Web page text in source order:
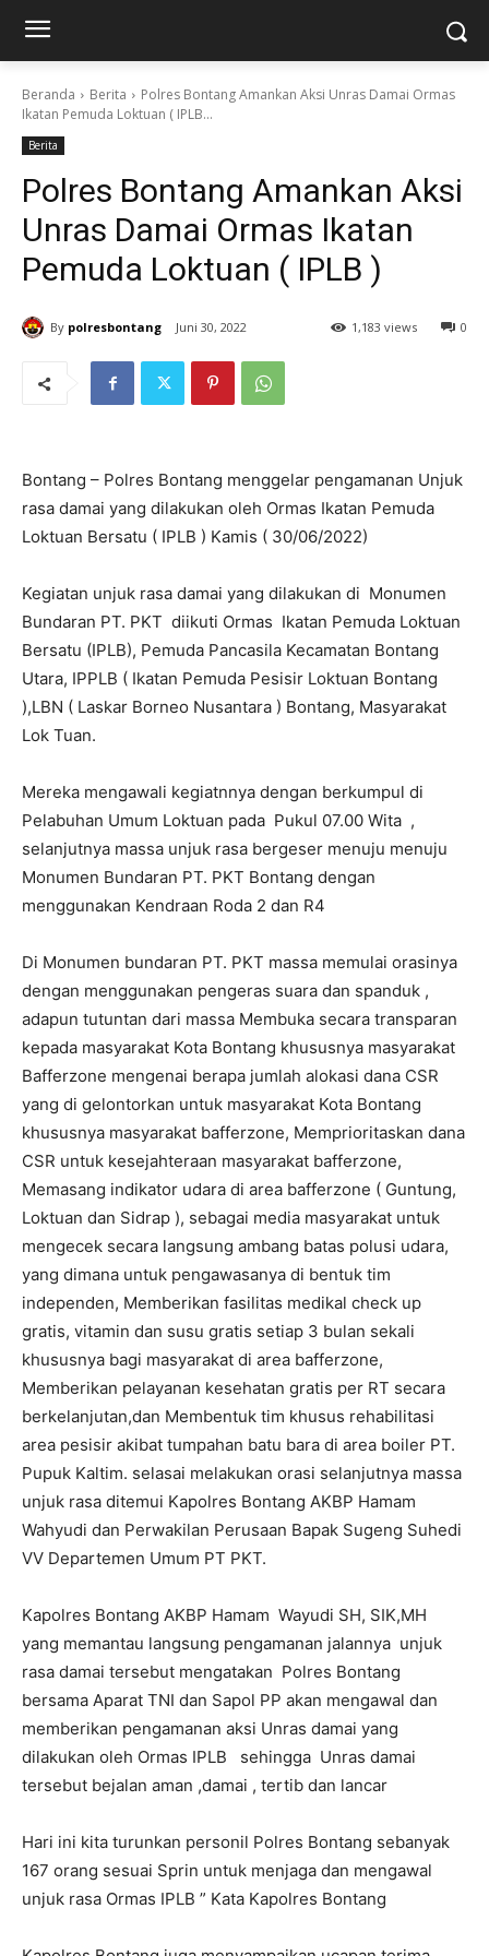
Beranda Berita
Polres Bontang Amankan Aksi Unras Damai Ormas
Ikatan Pemuda Loktuan ( IPLB...
Berita
Polres Bontang Amankan Aksi
Unras Damai Ormas Ikatan
Pemuda Loktuan ( IPLB )
By polresbontang Juni 30, 2022 0
1,183 views
Bontang – Polres Bontang menggelar pengamanan Unjuk
rasa damai yang dilakukan oleh Ormas Ikatan Pemuda
Loktuan Bersatu ( IPLB ) Kamis ( 30/06/2022)
Kegiatan unjuk rasa damai yang dilakukan di Monumen
Bundaran PT. PKT diikuti Ormas Ikatan Pemuda Loktuan
Bersatu (IPLB), Pemuda Pancasila Kecamatan Bontang
Utara, IPPLB ( Ikatan Pemuda Pesisir Loktuan Bontang
),LBN ( Laskar Borneo Nusantara ) Bontang, Masyarakat
Lok Tuan.
Mereka mengawali kegiatnnya dengan berkumpul di
Pelabuhan Umum Loktuan pada Pukul 07.00 Wita ,
selanjutnya massa unjuk rasa bergeser menuju menuju
Monumen Bundaran PT. PKT Bontang dengan
menggunakan Kendraan Roda 2 dan R4
Di Monumen bundaran PT. PKT massa memulai orasinya
dengan menggunakan pengeras suara dan spanduk ,
adapun tutuntan dari massa Membuka secara transparan
kepada masyarakat Kota Bontang khususnya masyarakat
Bafferzone mengenai berapa jumlah alokasi dana CSR
yang di gelontorkan untuk masyarakat Kota Bontang
khususnya masyarakat bafferzone, Memprioritaskan dana
CSR untuk kesejahteraan masyarakat bafferzone,
Memasang indikator udara di area bafferzone ( Guntung,
Loktuan dan Sidrap ), sebagai media masyarakat untuk
mengecek secara langsung ambang batas polusi udara,
yang dimana untuk pengawasanya di bentuk tim
independen, Memberikan fasilitas medikal check up
gratis, vitamin dan susu gratis setiap 3 bulan sekali
khususnya bagi masyarakat di area bafferzone,
Memberikan pelayanan kesehatan gratis per RT secara
berkelanjutan,dan Membentuk tim khusus rehabilitasi
area pesisir akibat tumpahan batu bara di area boiler PT.
Pupuk Kaltim. selasai melakukan orasi selanjutnya massa
unjuk rasa ditemui Kapolres Bontang AKBP Hamam
Wahyudi dan Perwakilan Perusaan Bapak Sugeng Suhedi
VV Departemen Umum PT PKT.
Kapolres Bontang AKBP Hamam Wayudi SH, SIK,MH
yang memantau langsung pengamanan jalannya unjuk
rasa damai tersebut mengatakan Polres Bontang
bersama Aparat TNI dan Sapol PP akan mengawal dan
memberikan pengamanan aksi Unras damai yang
dilakukan oleh Ormas IPLB sehingga Unras damai
tersebut bejalan aman ,damai , tertib dan lancar
Hari ini kita turunkan personil Polres Bontang sebanyak
167 orang sesuai Sprin untuk menjaga dan mengawal
unjuk rasa Ormas IPLB ” Kata Kapolres Bontang